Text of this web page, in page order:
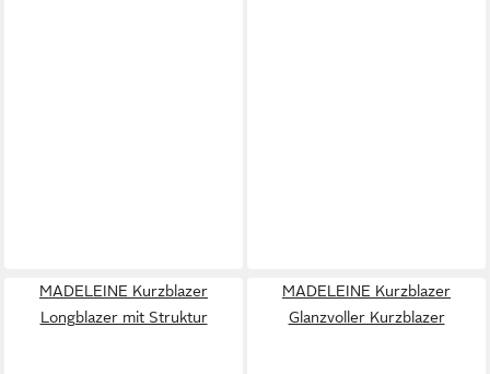
MADELEINE Kurzblazer
Longblazer mit Struktur
MADELEINE Kurzblazer
Glanzvoller Kurzblazer